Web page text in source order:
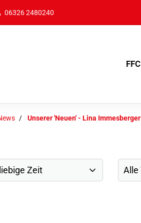
06326 2480240
FFC
Unserer 'Neuen' - Lina Immesberger